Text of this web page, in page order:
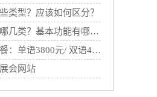
类型？应该如何区分？
常见门户网站分哪几类？基本功能有哪些?
外贸进出口型套餐：单语3800元/ 双语4500元 /三语5200元
会网站